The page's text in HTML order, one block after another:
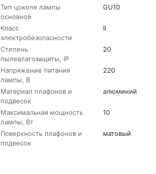
Тип цоколя лампы
основной
GU10
Класс
электробезопасности
II
Степень
пылевлагозащиты, IP
20
Напряжение питания
лампы, В
220
Материал плафонов и
подвесок
алюминий
Максимальная мощность
лампы, Вт
10
Поверхность плафонов и
подвесок
матовый